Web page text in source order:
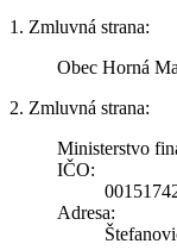
1. Zmluvná strana:
Obec Horná
2. Zmluvná strana:
Ministerstvo
IČO:
Adresa: